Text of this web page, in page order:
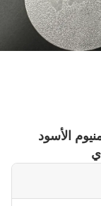
الأسود